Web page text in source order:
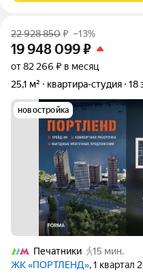
22 928 850₽ –13%
19 948 099₽
от 82 266 ₽ в месяц
25,1 м²
квартира-студия 18
новостройка
Печатники
15 мин.
ЖК «ПОРТЛЕНД», 1 квартал